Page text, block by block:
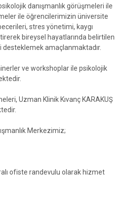
danışmanlık görüşmeleri ile
ile öğrencilerimizin üniversite
stres yönetimi, kaygı
bireysel hayatlarında belirtilen
amaçlanmaktadır.
ve workshoplar ile psikolojik
Uzman Klinik Kıvanç KARAKUŞ
Merkezimiz;
ofiste randevulu olarak hizmet